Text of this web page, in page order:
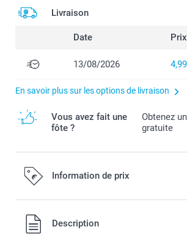
Livraison
Date Prix
13/08/2026 4,99
En savoir plus sur les options de livraison
Vous avez fait une
fôte ?
Obtenez
gratuite
Information de prix
Tous les prix sont en EURO (€), TVA
port.
Description